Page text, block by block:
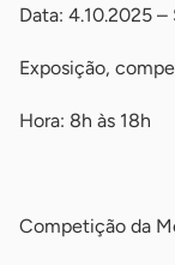
Data: 4.10.2025 –
Exposição,
Hora: 8h às 18h
Competição da